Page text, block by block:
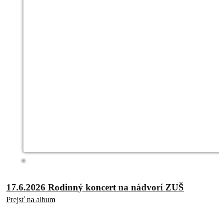
17.6.2026 Rodinný koncert na nádvorí ZUŠ
Prejsť na album